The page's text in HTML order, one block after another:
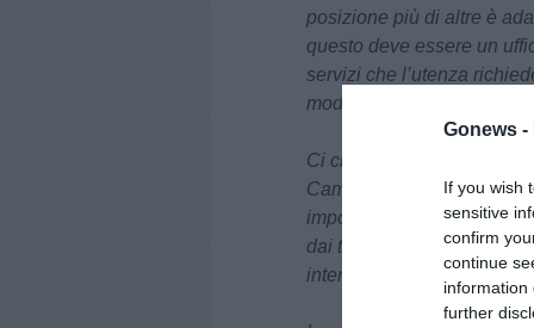
Gonews -
If you wish
sensitive
confirm
continue
information
further
posizione più di altre è
questo deve essere un
servizi che l’utenza
modo non ottimale.
Ci chiediamo quini quale
Campatelli, che ancora
importante per
dai turisti lo scorso anno
intende fare nel prossimo